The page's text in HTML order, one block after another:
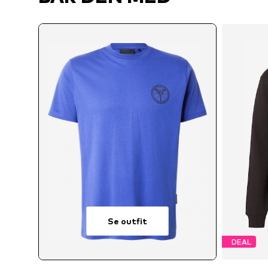
Se outfit
DEAL